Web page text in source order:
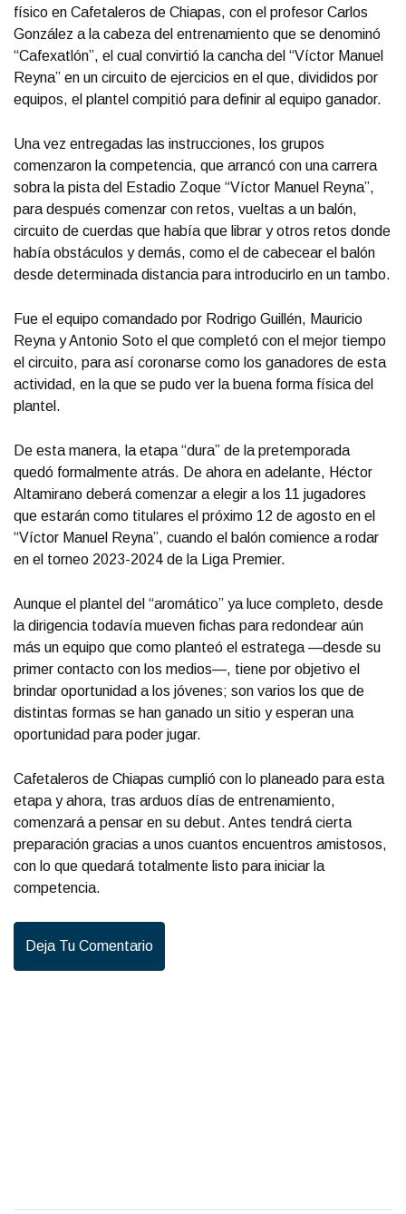
físico en Cafetaleros de Chiapas, con el profesor Carlos
González a la cabeza del entrenamiento que se denominó
“Cafexatlón”, el cual convirtió la cancha del “Víctor Manuel
Reyna” en un circuito de ejercicios en el que, divididos por
equipos, el plantel compitió para definir al equipo ganador.
Una vez entregadas las instrucciones, los grupos
comenzaron la competencia, que arrancó con una carrera
sobra la pista del Estadio Zoque “Víctor Manuel Reyna”,
para después comenzar con retos, vueltas a un balón,
circuito de cuerdas que había que librar y otros retos donde
había obstáculos y demás, como el de cabecear el balón
desde determinada distancia para introducirlo en un tambo.
Fue el equipo comandado por Rodrigo Guillén, Mauricio
Reyna y Antonio Soto el que completó con el mejor tiempo
el circuito, para así coronarse como los ganadores de esta
actividad, en la que se pudo ver la buena forma física del
plantel.
De esta manera, la etapa “dura” de la pretemporada
quedó formalmente atrás. De ahora en adelante, Héctor
Altamirano deberá comenzar a elegir a los 11 jugadores
que estarán como titulares el próximo 12 de agosto en el
“Víctor Manuel Reyna”, cuando el balón comience a rodar
en el torneo 2023-2024 de la Liga Premier.
Aunque el plantel del “aromático” ya luce completo, desde
la dirigencia todavía mueven fichas para redondear aún
más un equipo que como planteó el estratega —desde su
primer contacto con los medios—, tiene por objetivo el
brindar oportunidad a los jóvenes; son varios los que de
distintas formas se han ganado un sitio y esperan una
oportunidad para poder jugar.
Cafetaleros de Chiapas cumplió con lo planeado para esta
etapa y ahora, tras arduos días de entrenamiento,
comenzará a pensar en su debut. Antes tendrá cierta
preparación gracias a unos cuantos encuentros amistosos,
con lo que quedará totalmente listo para iniciar la
competencia.
Deja Tu Comentario